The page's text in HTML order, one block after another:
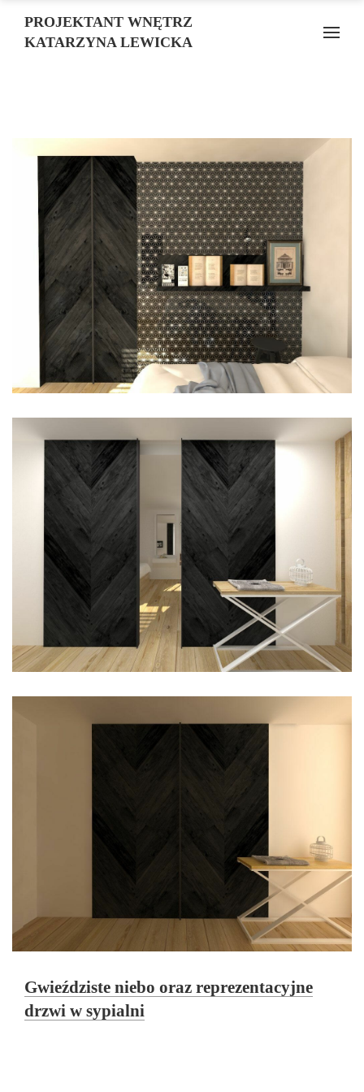
PROJEKTANT WNĘTRZ
KATARZYNA LEWICKA
Gwieździste niebo oraz reprezentacyjne
drzwi w sypialni